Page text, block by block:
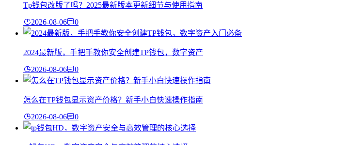
Tp钱包改版了吗？2025最新版本更新细节与使用指南
2026-08-06 0
2024最新版，手把手教你安全创建TP钱包，数字资产
2026-08-06 0
怎么在TP钱包显示资产价格？新手小白快速操作指南
2026-08-06 0